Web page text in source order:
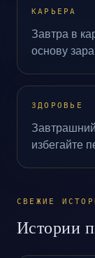
КАРЬЕРА
Завтра в
основу
ЗДОРОВЬЕ
избегайте
СВЕЖИЕ
Истории